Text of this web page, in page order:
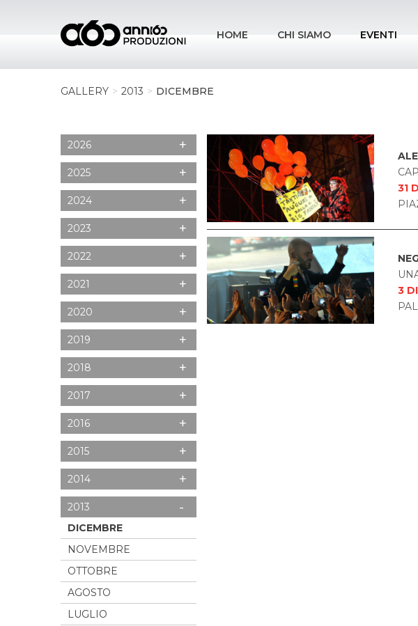
HOME CHI SIAMO EVENTI
GALLERY 2013 DICEMBRE
2026 +
2025 +
2024 +
2023 +
2022 +
2021 +
2020 +
2019 +
2018 +
2017 +
2016 +
2015 +
2014 +
2013 -
DICEMBRE
NOVEMBRE
OTTOBRE
AGOSTO
LUGLIO
31
3